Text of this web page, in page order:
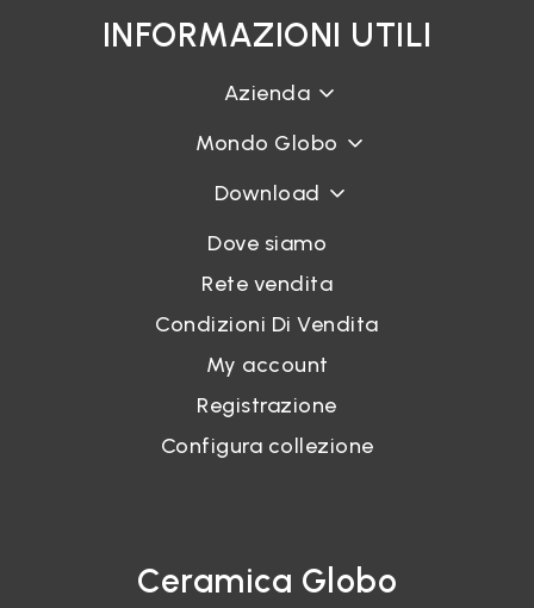
INFORMAZIONI UTILI
Azienda
Mondo Globo
Download
Dove siamo
Rete vendita
Condizioni Di Vendita
My account
Registrazione
Configura collezione
Ceramica Globo